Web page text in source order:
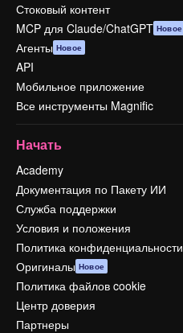
Стоковый контент
MCP для Claude/ChatGPT Новое
Агенты Новое
API
Мобильное приложение
Все инструменты Magnific
Начать
Academy
Документация по Пакету ИИ
Служба поддержки
Условия и положения
Политика конфиденциальности
Оригиналы Новое
Политика файлов cookie
Центр доверия
Партнеры